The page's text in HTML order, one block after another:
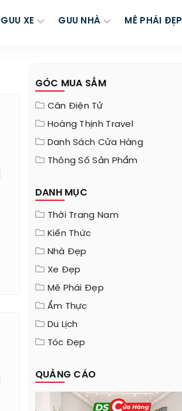
GUU XE GUU NHÀ MÊ PHÁI ĐẸP
GÓC MUA SẮM
Cân Điện Tử
Hoàng Thịnh Travel
Danh Sách Cửa Hàng
Thông Số Sản Phẩm
DANH MỤC
Thời Trang Nam
Kiến Thức
Nhà Đẹp
Xe Đẹp
Mê Phái Đẹp
Ẩm Thực
Du Lịch
Tóc Đẹp
QUẢNG CÁO